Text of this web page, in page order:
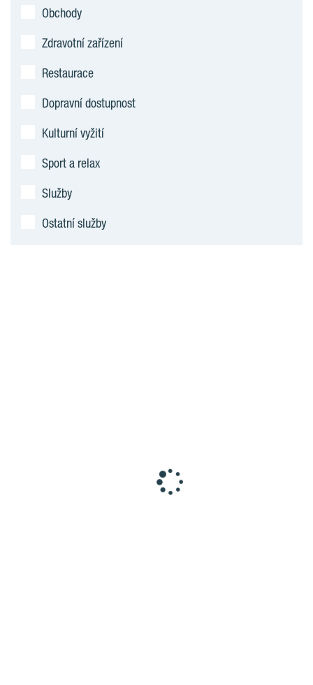
Obchody
Zdravotní zařízení
Restaurace
Dopravní dostupnost
Kulturní vyžití
Sport a relax
Služby
Ostatní služby